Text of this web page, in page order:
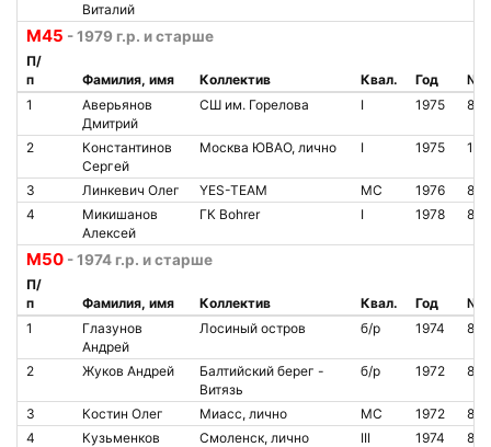
Виталий
М45 - 1979 г.р. и старше
П/
п
Фамилия, имя Коллектив Квал. Год
№
1
Аверьянов
Дмитрий
СШ им. Горелова I 1975
2
Константинов
Сергей
Москва ЮВАО, лично I 1975
3 Линкевич Олег YES-TEAM МС 1976
4
Микишанов
Алексей
ГК Bohrer I 1978
М50 - 1974 г.р. и старше
П/
п
Фамилия, имя Коллектив Квал. Год
№
1
Глазунов
Андрей
Лосиный остров б/р 1974
2 Жуков Андрей
Балтийский берег -
Витязь
б/р 1972
3 Костин Олег Миасс, лично МС 1972
4
Кузьменков
Смоленск, лично III 1974